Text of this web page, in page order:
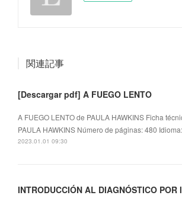
関連記事
[Descargar pdf] A FUEGO LENTO
A FUEGO LENTO de PAULA HAWKINS Ficha
PAULA HAWKINS Número de páginas: 480
2023.01.01 09:30